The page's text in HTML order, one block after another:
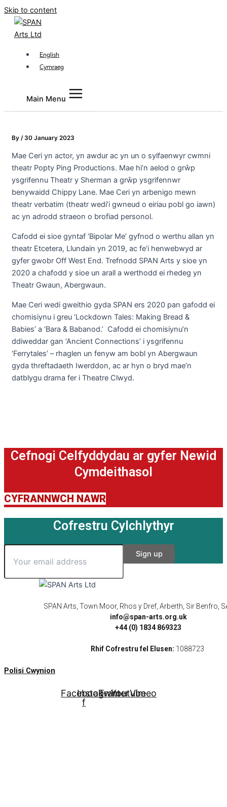
Skip to content
English
Cymraeg
Main Menu
By / 30 January 2023
Mae Ceri yn actor, yn awdur ac yn un o sylfaenwyr cwmni
theatr Popty Ping Productions. Mae hi’n aelod o grŵp
ysgrifennu Theatr y Sherman a grŵp ysgrifennwr
benywaidd Chippy Lane. Mae Ceri yn arbenigo mewn
theatr verbatim (theatr wedi’i gwneud o eiriau pobl go iawn)
ac yn adrodd straeon o brofiad personol.
Cafodd ei sioe gyntaf ‘Bipolar Me’ gyfnod o werthu allan yn
theatr Etcetera, Llundain yn 2019, ac fe’i henwebwyd ar
gyfer gwobr Off West End. Trefnodd SPAN Arts y sioe yn
2020 a chafodd y sioe un arall a werthodd ei rhedeg yn
Theatr Gwaun, Abergwaun.
Mae Ceri wedi gweithio gyda SPAN ers 2020 pan gafodd ei
chomisiynu i greu ‘Lockdown Tales: Making Bread &
Babies’ a ‘Bara & Babanod.’ Cafodd ei chomisiynu’n
ddiweddar gan ‘Ancient Connections’ i ysgrifennu
‘Ferrytales’ – rhaglen un fenyw am bobl yn Abergwaun
gyda threftadaeth Iwerddon, ac ar hyn o bryd mae’n
datblygu drama fer i Theatre Clwyd.
Cefnogi Celfyddydau ar gyfer Newid
Cymdeithasol
CYFRANNWCH NAWR
Cofrestru Cylchlythyr
SPAN Arts, Town Moor, Rhos y Dref, Arberth, Sir Benfro,
info@span-arts.org.uk
+44 (0) 1834 869323
Rhif Cofrestru fel Elusen: 1088723
Polisi Cwynion
Facebook-
f
Instagram
Twitter
Youtube
Vimeo